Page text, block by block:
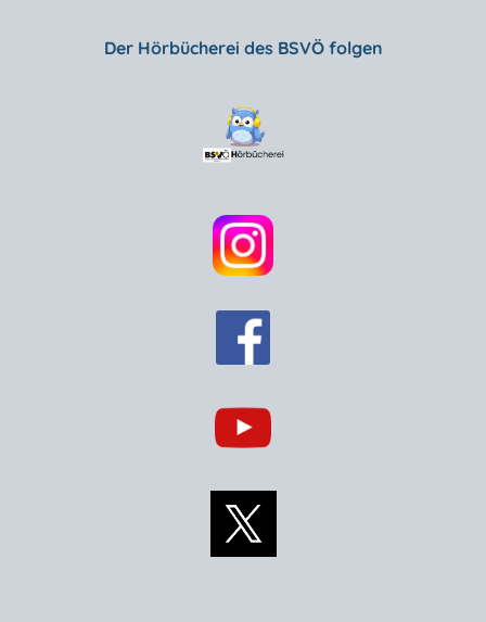
Der Hörbücherei des BSVÖ folgen